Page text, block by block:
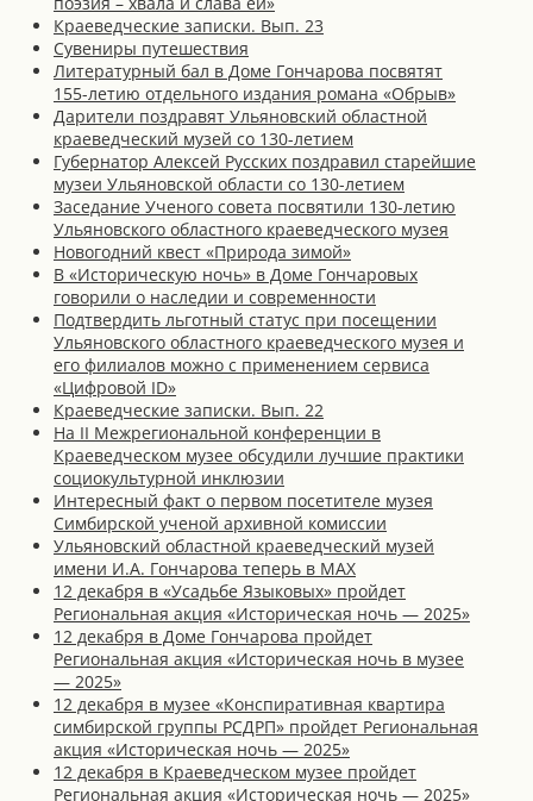
Краеведческие записки. Вып. 23
Сувениры путешествия
Литературный бал в Доме Гончарова посвятят
155-летию отдельного издания романа «Обрыв»
Дарители поздравят Ульяновский областной
краеведческий музей со 130-летием
Губернатор Алексей Русских поздравил старейшие
музеи Ульяновской области со 130-летием
Заседание Ученого совета посвятили 130-летию
Ульяновского областного краеведческого музея
Новогодний квест «Природа зимой»
В «Историческую ночь» в Доме Гончаровых
говорили о наследии и современности
Подтвердить льготный статус при посещении
Ульяновского областного краеведческого музея и
его филиалов можно с применением сервиса
«Цифровой ID»
Краеведческие записки. Вып. 22
На II Межрегиональной конференции в
Краеведческом музее обсудили лучшие практики
социокультурной инклюзии
Интересный факт о первом посетителе музея
Симбирской ученой архивной комиссии
Ульяновский областной краеведческий музей
имени И.А. Гончарова теперь в MAX
12 декабря в «Усадьбе Языковых» пройдет
Региональная акция «Историческая ночь — 2025»
12 декабря в Доме Гончарова пройдет
Региональная акция «Историческая ночь в музее
— 2025»
12 декабря в музее «Конспиративная квартира
симбирской группы РСДРП» пройдет Региональная
акция «Историческая ночь — 2025»
12 декабря в Краеведческом музее пройдет
Региональная акция «Историческая ночь — 2025»